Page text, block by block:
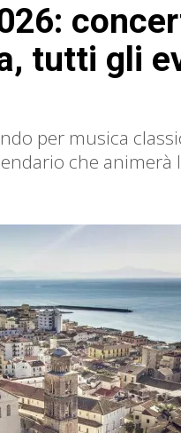
tutti gli
per musica
che animerà